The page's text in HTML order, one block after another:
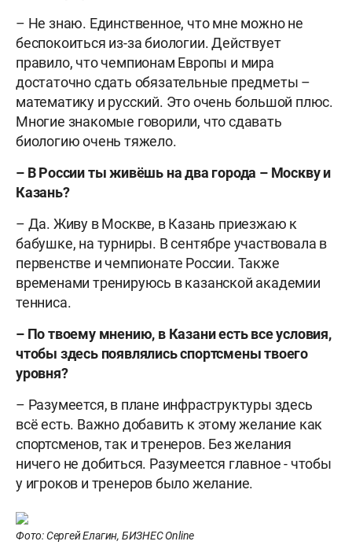
– Не знаю. Единственное, что мне можно не
беспокоиться из-за биологии. Действует
правило, что чемпионам Европы и мира
достаточно сдать обязательные предметы –
математику и русский. Это очень большой плюс.
Многие знакомые говорили, что сдавать
биологию очень тяжело.
– В России ты живёшь на два города – Москву и
Казань?
– Да. Живу в Москве, в Казань приезжаю к
бабушке, на турниры. В сентябре участвовала в
первенстве и чемпионате России. Также
временами тренируюсь в казанской академии
тенниса.
– По твоему мнению, в Казани есть все условия,
чтобы здесь появлялись спортсмены твоего
уровня?
– Разумеется, в плане инфраструктуры здесь
всё есть. Важно добавить к этому желание как
спортсменов, так и тренеров. Без желания
ничего не добиться. Разумеется главное - чтобы
у игроков и тренеров было желание.
Фото: Сергей Елагин, БИЗНЕС Online